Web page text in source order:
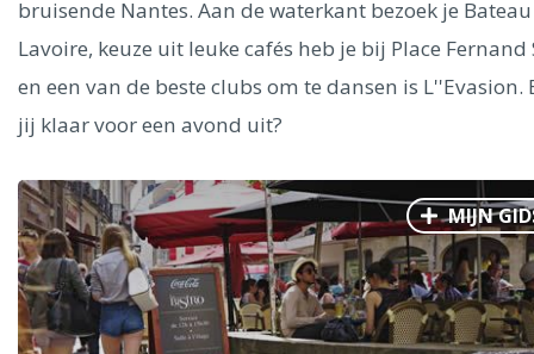
Phoenix
Dresden
bruisende Nantes. Aan de waterkant bezoek je Bateau
Lavoire, keuze uit leuke cafés heb je bij Place Fernand
en een van de beste clubs om te dansen is L''Evasion.
jij klaar voor een avond uit?
MIJN